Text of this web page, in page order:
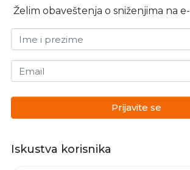
Želim obaveštenja o sniženjima na
Ime i prezime
Email
Prijavite se
Iskustva korisnika